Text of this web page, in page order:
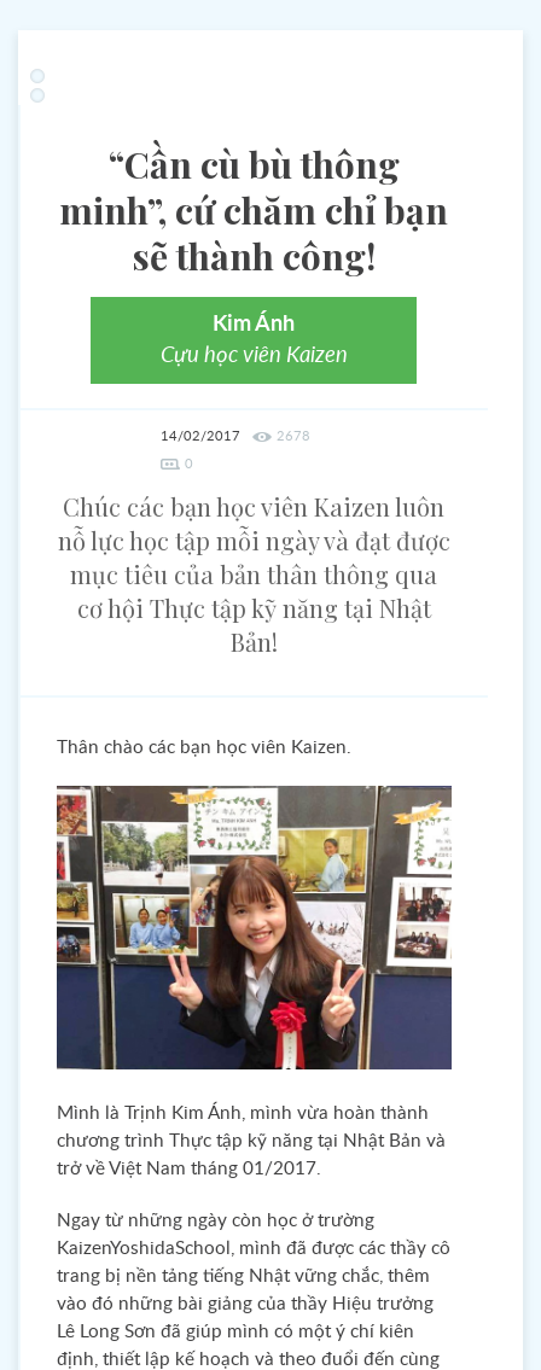
“Cần cù bù thông
minh”, cứ chăm chỉ bạn
sẽ thành công!
Kim Ánh
Cựu học viên Kaizen
14/02/2017 2678
0
Chúc các bạn học viên Kaizen luôn
nỗ lực học tập mỗi ngày và đạt được
mục tiêu của bản thân thông qua
cơ hội Thực tập kỹ năng tại Nhật
Bản!
Thân chào các bạn học viên Kaizen.
Mình là Trịnh Kim Ánh, mình vừa hoàn thành
chương trình Thực tập kỹ năng tại Nhật Bản và
trở về Việt Nam tháng 01/2017.
Ngay từ những ngày còn học ở trường
KaizenYoshidaSchool, mình đã được các thầy cô
trang bị nền tảng tiếng Nhật vững chắc, thêm
vào đó những bài giảng của thầy Hiệu trưởng
Lê Long Sơn đã giúp mình có một ý chí kiên
định, thiết lập kế hoạch và theo đuổi đến cùng